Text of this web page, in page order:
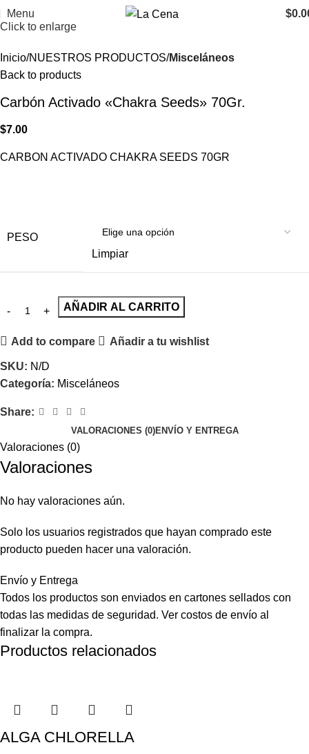
Menu $
Click to enlarge
Inicio NUESTROS PRODUCTOS Misceláneos
Back to products
Carbón Activado «Chakra Seeds» 70Gr.
$7.00
CARBON ACTIVADO CHAKRA SEEDS 70GR
PESO
Limpiar
AÑADIR AL CARRITO
Add to compare Añadir a tu wishlist
SKU: N/D
Categoría: Misceláneos
Share:
VALORACIONES (0)ENVÍO Y ENTREGA
Valoraciones (0)
Valoraciones
No hay valoraciones aún.
Solo los usuarios registrados que hayan comprado este
producto pueden hacer una valoración.
Envío y Entrega
Todos los productos son enviados en cartones sellados con
todas las medidas de seguridad. Ver costos de envío al
finalizar la compra.
Productos relacionados
ALGA CHLORELLA